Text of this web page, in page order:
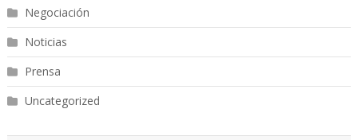
Negociación
Noticias
Prensa
Uncategorized